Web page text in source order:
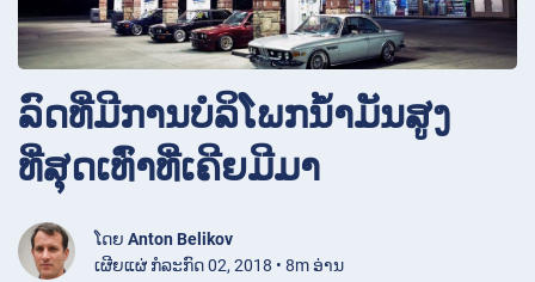
ລົດທີ່ມີການບໍລິໂພກນໍ້າມັນສູງ
ທີ່ສຸດເທົ່າທີ່ເຄີຍມີມາ
ໂດຍ Anton Belikov
ເຜີຍແຜ່ ກໍລະກົດ 02, 2018 • 8m ອ່ານ